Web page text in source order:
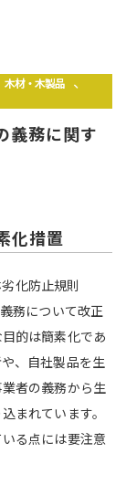
木材・木製品 、
義務に関す
化措置
化防止規則
務について改正
的は簡素化であ
、自社製品を生
者の義務から生
まれています。
る点には要注意